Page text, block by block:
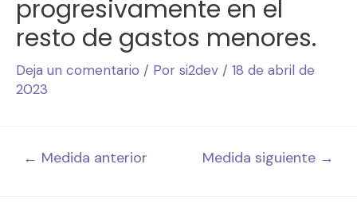
progresivamente en el
resto de gastos menores.
Deja un comentario / Por si2dev / 18 de abril de
2023
← Medida anterior Medida siguiente →